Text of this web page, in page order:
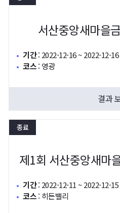
서산중앙새마을
기간: 2022-12-16 ~ 2022-12-16
코스: 영광
결과
종료
제1회 서산중앙새마
기간: 2022-12-11 ~ 2022-12-15
코스: 히든밸리